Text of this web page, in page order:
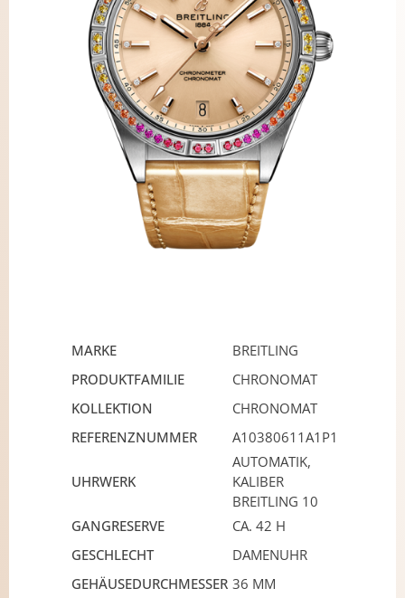
MARKE
BREITLING
PRODUKTFAMILIE
CHRONOMAT
KOLLEKTION
CHRONOMAT
REFERENZNUMMER
A10380611A1P1
UHRWERK
AUTOMATIK,
KALIBER
BREITLING 10
GANGRESERVE
CA. 42 H
GESCHLECHT
DAMENUHR
GEHÄUSEDURCHMESSER 36 MM